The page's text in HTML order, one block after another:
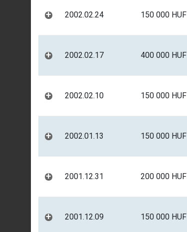
+ 2002.02.24 150 000 HUF
+ 2002.02.17 400 000 HUF
+ 2002.02.10 150 000 HUF
+ 2002.01.13 150 000 HUF
+ 2001.12.31 200 000 HUF
+ 2001.12.09 150 000 HUF